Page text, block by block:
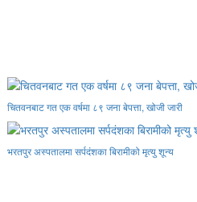
चितवनबाट गत एक वर्षमा ८९ जना बेपत्ता, खोजी जारी
भरतपुर अस्पतालमा सर्पदंशका बिरामीको मृत्यु शून्य